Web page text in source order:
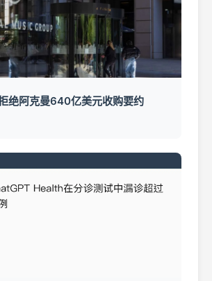
绝阿克曼640亿美元收购要约